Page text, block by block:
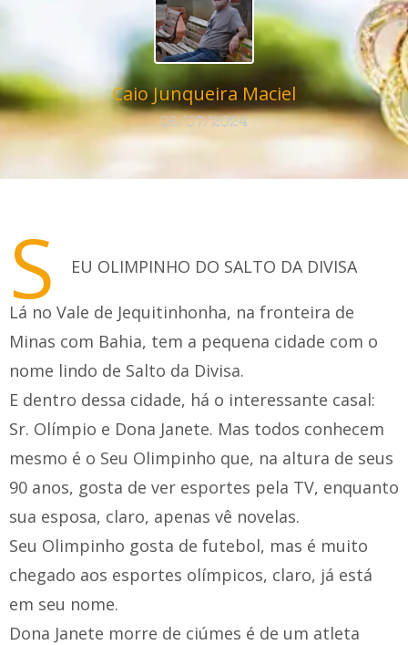
Caio Junqueira Maciel
08/07/2024
S EU OLIMPINHO DO SALTO DA DIVISA
Lá no Vale de Jequitinhonha, na fronteira de
Minas com Bahia, tem a pequena cidade com o
nome lindo de Salto da Divisa.
E dentro dessa cidade, há o interessante casal:
Sr. Olímpio e Dona Janete. Mas todos conhecem
mesmo é o Seu Olimpinho que, na altura de seus
90 anos, gosta de ver esportes pela TV, enquanto
sua esposa, claro, apenas vê novelas.
Seu Olimpinho gosta de futebol, mas é muito
chegado aos esportes olímpicos, claro, já está
em seu nome.
Dona Janete morre de ciúmes é de um atleta